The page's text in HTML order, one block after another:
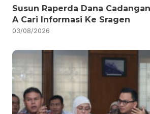
Susun Raperda Dana
A Cari Informasi Ke Sragen
03/08/2026